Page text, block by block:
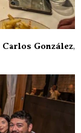
Carlos González,